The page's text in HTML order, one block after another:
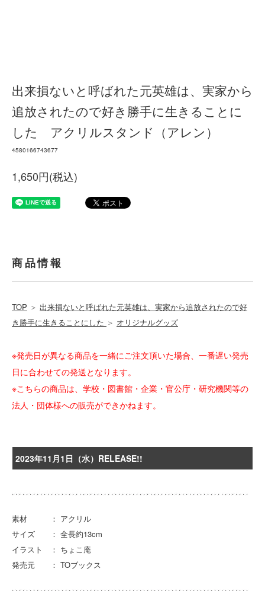
出来損ないと呼ばれた元英雄は、実家から
追放されたので好き勝手に生きることに
した アクリルスタンド（アレン）
4580166743677
1,650円(税込)
商品情報
TOP ＞ 出来損ないと呼ばれた元英雄は、実家から追放されたので好
き勝手に生きることにした ＞ オリジナルグッズ
※発売日が異なる商品を一緒にご注文頂いた場合、一番遅い発売
日に合わせての発送となります。
※こちらの商品は、学校・図書館・企業・官公庁・研究機関等の
法人・団体様への販売ができかねます。
2023年11月1日（水）RELEASE!!
素材 ： アクリル
サイズ ： 全長約13cm
イラスト ： ちょこ庵
発売元 ： TOブックス